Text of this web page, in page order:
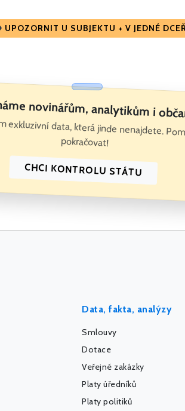
UPOZORNIT U SUBJEKTU + V JEDNÉ
novinářům, analytikům i
exkluzivní data, která jinde nenajdete.
pokračovat!
CHCI KONTROLU STÁTU
Data, fakta, analýzy
Smlouvy
Dotace
Veřejné zakázky
Platy úředníků
Platy politiků